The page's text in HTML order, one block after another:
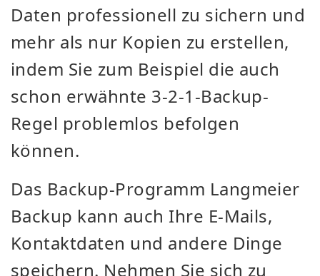
Daten professionell zu sichern und
mehr als nur Kopien zu erstellen,
indem Sie zum Beispiel die auch
schon erwähnte 3-2-1-Backup-
Regel problemlos befolgen
können.
Das Backup-Programm Langmeier
Backup kann auch Ihre E-Mails,
Kontaktdaten und andere Dinge
speichern. Nehmen Sie sich zu